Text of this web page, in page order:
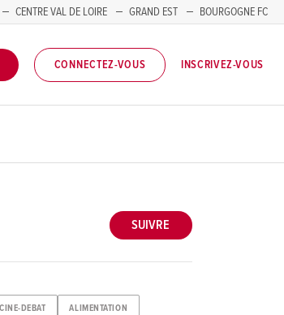
CENTRE VAL DE LOIRE GRAND EST
BOURGOGNE FC
CONNECTEZ-VOUS INSCRIVEZ-VOUS
SUIVRE
CINE-DEBAT ALIMENTATION